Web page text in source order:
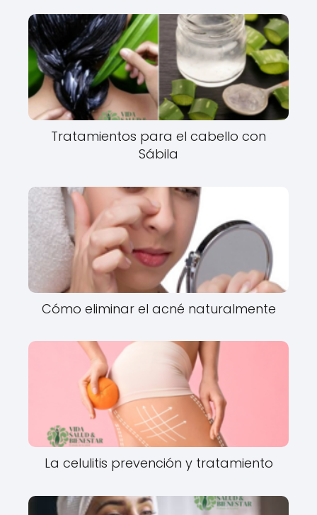
Tratamientos para el cabello con
Sábila
Cómo eliminar el acné naturalmente
La celulitis prevención y tratamiento